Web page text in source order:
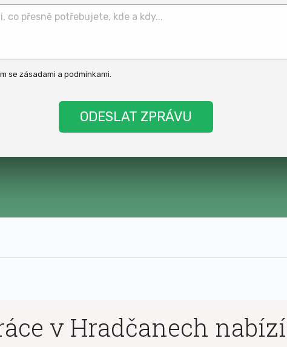
se zásadami a podmínkami.
v Hradčanech